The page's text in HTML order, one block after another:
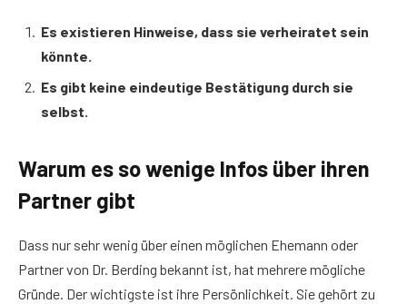
Es existieren Hinweise, dass sie verheiratet sein
könnte.
Es gibt keine eindeutige Bestätigung durch sie
selbst.
Warum es so wenige Infos über ihren
Partner gibt
Dass nur sehr wenig über einen möglichen Ehemann oder
Partner von Dr. Berding bekannt ist, hat mehrere mögliche
Gründe. Der wichtigste ist ihre Persönlichkeit. Sie gehört zu